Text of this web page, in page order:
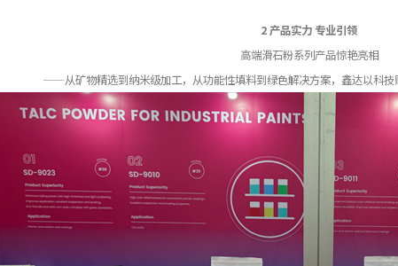
2 产品实力 专业引领
高端滑石粉系列产品惊艳亮相
——从矿物精选到纳米级加工，从功能性填料到绿色解决方案，鑫达以科技